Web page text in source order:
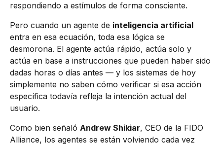
respondiendo a estímulos de forma consciente.
Pero cuando un agente de inteligencia artificial
entra en esa ecuación, toda esa lógica se
desmorona. El agente actúa rápido, actúa solo y
actúa en base a instrucciones que pueden haber sido
dadas horas o días antes — y los sistemas de hoy
simplemente no saben cómo verificar si esa acción
específica todavía refleja la intención actual del
usuario.
Como bien señaló Andrew Shikiar, CEO de la FIDO
Alliance, los agentes se están volviendo cada vez